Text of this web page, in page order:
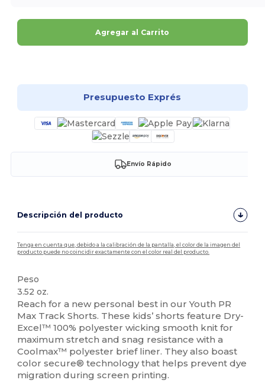
Agregar al Carrito
Presupuesto Exprés
Envío Rápido
Descripción del producto
Tenga en cuenta que, debido a la calibración de la pantalla, el color de la imagen del
producto puede no coincidir exactamente con el color real del producto.
Peso
3.52 oz.
Reach for a new personal best in our Youth PR
Max Track Shorts. These kids’ shorts feature Dry-
Excel™ 100% polyester wicking smooth knit for
maximum stretch and snag resistance with a
Coolmax™ polyester brief liner. They also boast
color secure® technology that helps prevent dye
migration during screen printing.